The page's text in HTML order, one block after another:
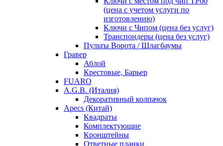
(цена с учетом услуги по
изготовлению)
Ключи с Чипом (цена без услуг)
Транспондеры (цена без услуг)
Пульты Ворота / Шлагбаумы
Гравер
Аблой
Крестовые, Барьер
FUARO
A.G.B. (Италия)
Декоративный колпачок
Apecs (Китай)
Квадраты
Комплектующие
Кронштейны
Ответные планки